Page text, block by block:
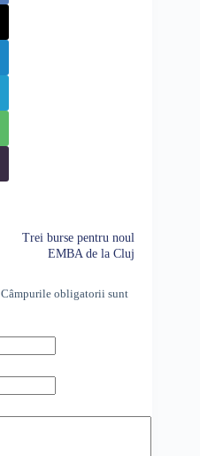
Trei burse pentru noul
EMBA de la Cluj
Câmpurile obligatorii sunt